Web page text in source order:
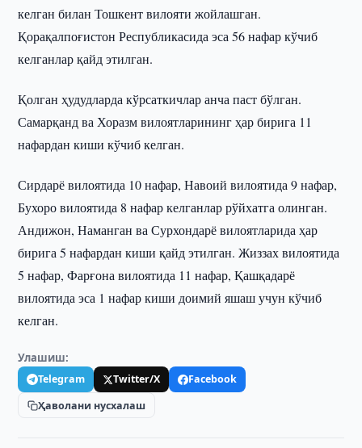
келган билан Тошкент вилояти жойлашган.
Қорақалпоғистон Республикасида эса 56 нафар кўчиб
келганлар қайд этилган.
Қолган ҳудудларда кўрсаткичлар анча паст бўлган.
Самарқанд ва Хоразм вилоятларининг ҳар бирига 11
нафардан киши кўчиб келган.
Сирдарё вилоятида 10 нафар, Навоий вилоятида 9 нафар,
Бухоро вилоятида 8 нафар келганлар рўйхатга олинган.
Андижон, Наманган ва Сурхондарё вилоятларида ҳар
бирига 5 нафардан киши қайд этилган. Жиззах вилоятида
5 нафар, Фарғона вилоятида 11 нафар, Қашқадарё
вилоятида эса 1 нафар киши доимий яшаш учун кўчиб
келган.
Улашиш:
Telegram Twitter/X
Facebook
Ҳаволани нусхалаш